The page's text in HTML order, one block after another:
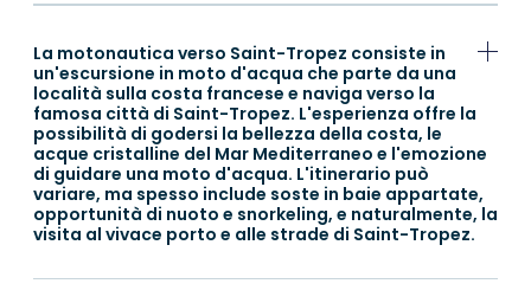
La motonautica verso Saint-Tropez consiste in
un'escursione in moto d'acqua che parte da una
località sulla costa francese e naviga verso la
famosa città di Saint-Tropez. L'esperienza offre la
possibilità di godersi la bellezza della costa, le
acque cristalline del Mar Mediterraneo e l'emozione
di guidare una moto d'acqua. L'itinerario può
variare, ma spesso include soste in baie appartate,
opportunità di nuoto e snorkeling, e naturalmente, la
visita al vivace porto e alle strade di Saint-Tropez.